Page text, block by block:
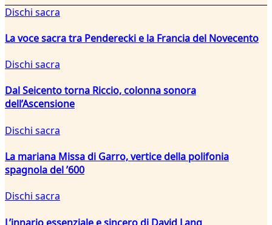
Dischi sacra
La voce sacra tra Penderecki e la Francia del Novecento
Dischi sacra
Dal Seicento torna Riccio, colonna sonora
dell’Ascensione
Dischi sacra
La mariana Missa di Garro, vertice della polifonia
spagnola del ’600
Dischi sacra
L’innario essenziale e sincero di David Lang